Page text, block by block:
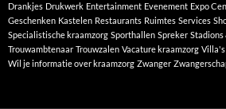
Drankjes Drukwerk Entertainment Evenement Expo
Geschenken Kastelen Restaurants Ruimtes Services
Specialistische kraamzorg Sporthallen Spreker Stadions
Trouwambtenaar Trouwzalen Vacature kraamzorg Villa's
Wil je informatie over kraamzorg Zwanger